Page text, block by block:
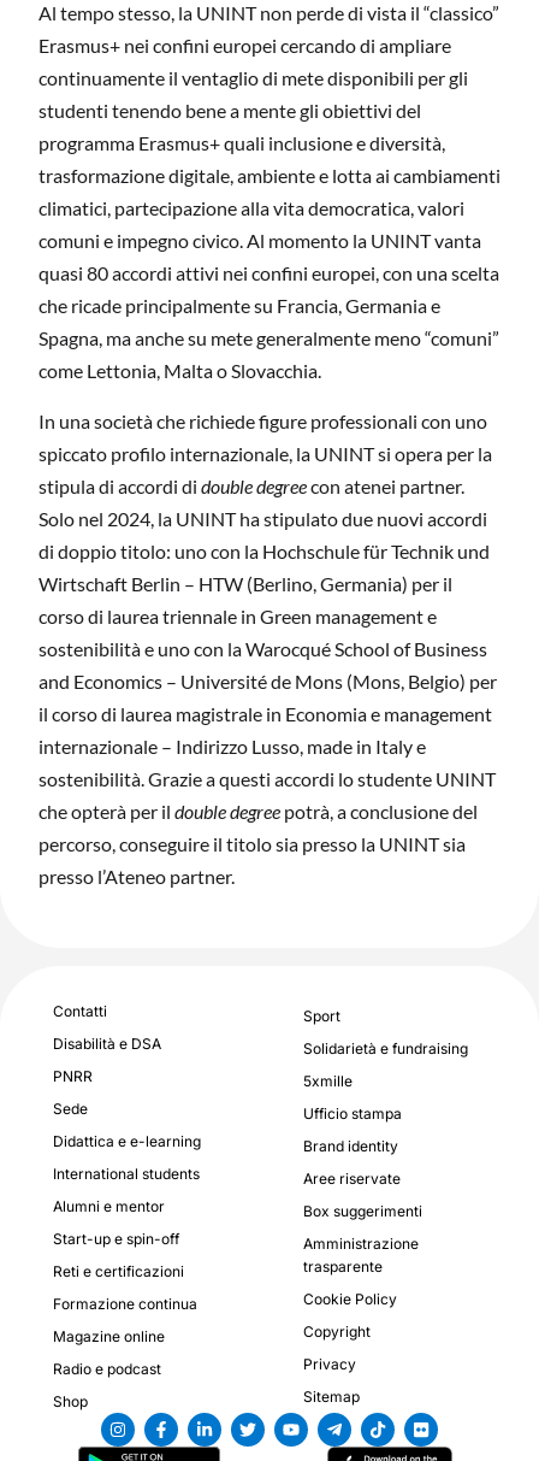
Al tempo stesso, la UNINT non perde di vista il “classico”
Erasmus+ nei confini europei cercando di ampliare
continuamente il ventaglio di mete disponibili per gli
studenti tenendo bene a mente gli obiettivi del
programma Erasmus+ quali inclusione e diversità,
trasformazione digitale, ambiente e lotta ai cambiamenti
climatici, partecipazione alla vita democratica, valori
comuni e impegno civico. Al momento la UNINT vanta
quasi 80 accordi attivi nei confini europei, con una scelta
che ricade principalmente su Francia, Germania e
Spagna, ma anche su mete generalmente meno “comuni”
come Lettonia, Malta o Slovacchia.
In una società che richiede figure professionali con uno
spiccato profilo internazionale, la UNINT si opera per la
stipula di accordi di double degreecon atenei partner.
Solo nel 2024, la UNINT ha stipulato due nuovi accordi
di doppio titolo: uno con la Hochschule für Technik und
Wirtschaft Berlin – HTW (Berlino, Germania) per il
corso di laurea triennale in Green management e
sostenibilità e uno con la Warocqué School of Business
and Economics – Université de Mons (Mons, Belgio) per
il corso di laurea magistrale in Economia e management
internazionale – Indirizzo Lusso, made in Italy e
sostenibilità. Grazie a questi accordi lo studente UNINT
che opterà per il double degree potrà, a conclusione del
percorso, conseguire il titolo sia presso la UNINT sia
presso l’Ateneo partner.
Contatti
Disabilità e DSA
PNRR
Sede
Didattica e e-learning
International students
Alumni e mentor
Start-up e spin-off
Reti e certificazioni
Formazione continua
Magazine online
Radio e podcast
Shop
Sport
Solidarietà e fundraising
5xmille
Ufficio stampa
Brand identity
Aree riservate
Box suggerimenti
Amministrazione
trasparente
Cookie Policy
Copyright
Privacy
Sitemap